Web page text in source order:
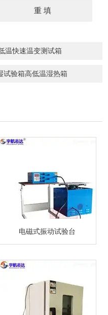
温快速温变测试箱
试验箱高低温湿热箱
电磁式振动试验台